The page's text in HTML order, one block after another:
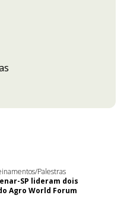
Palestras
SP lideram dois
Agro World Forum